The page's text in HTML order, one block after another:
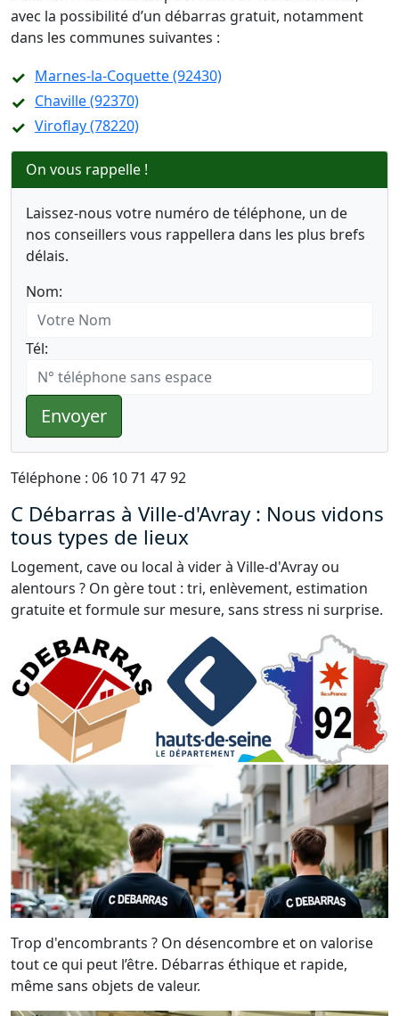
avec la possibilité d’un débarras gratuit, notamment
dans les communes suivantes :
Marnes-la-Coquette (92430)
Chaville (92370)
Viroflay (78220)
On vous rappelle !
Laissez-nous votre numéro de téléphone, un de
nos conseillers vous rappellera dans les plus brefs
délais.
Nom:
Tél:
Envoyer
Téléphone : 06 10 71 47 92
C Débarras à Ville-d'Avray : Nous vidons
tous types de lieux
Logement, cave ou local à vider à Ville-d'Avray ou
alentours ? On gère tout : tri, enlèvement, estimation
gratuite et formule sur mesure, sans stress ni surprise.
Trop d'encombrants ? On désencombre et on valorise
tout ce qui peut l’être. Débarras éthique et rapide,
même sans objets de valeur.